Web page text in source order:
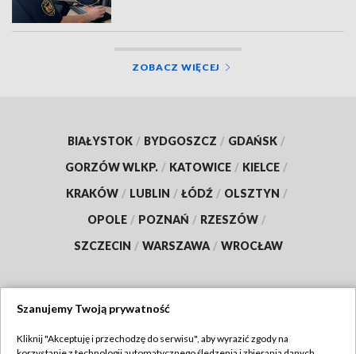
ZOBACZ WIĘCEJ
BIAŁYSTOK / BYDGOSZCZ / GDAŃSK /
GORZÓW WLKP. / KATOWICE / KIELCE /
KRAKÓW / LUBLIN / ŁÓDŹ / OLSZTYN /
OPOLE / POZNAŃ / RZESZÓW /
SZCZECIN / WARSZAWA / WROCŁAW
Szanujemy Twoją prywatność
Kliknij "Akceptuję i przechodzę do serwisu", aby wyrazić zgody na